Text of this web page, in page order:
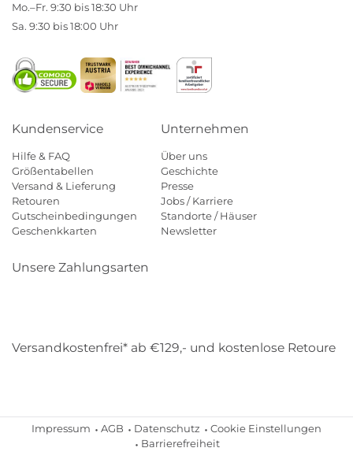
Mo.–Fr. 9:30 bis 18:30 Uhr
Sa. 9:30 bis 18:00 Uhr
Kundenservice
Hilfe & FAQ
Größentabellen
Versand & Lieferung
Retouren
Gutscheinbedingungen
Geschenkkarten
Unternehmen
Über uns
Geschichte
Presse
Jobs / Karriere
Standorte / Häuser
Newsletter
Unsere Zahlungsarten
Versandkostenfrei* ab €129,- und kostenlose Retoure
Impressum AGB Datenschutz
Cookie Einstellungen
Barrierefreiheit